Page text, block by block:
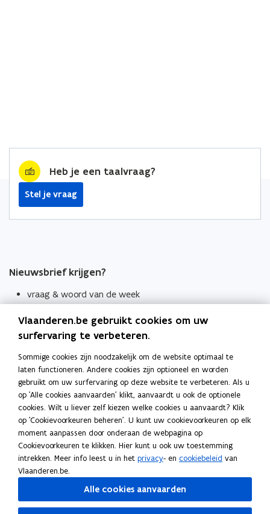
Heb je een taalvraag?
Stel je vraag
Nieuwsbrief krijgen?
vraag & woord van de week
Schrijf je in
Thema's
Taaladviezen
Spellingregels
Tips voor duidelijke taal
Bekijk ook
Spellingtests
Boek- en webwijzer
Vlaanderen.be gebruikt cookies om uw
surfervaring te verbeteren.
Sommige cookies zijn noodzakelijk om de website optimaal te
laten functioneren. Andere cookies zijn optioneel en worden
gebruikt om uw surfervaring op deze website te verbeteren. Als u
op 'Alle cookies aanvaarden' klikt, aanvaardt u ook de optionele
cookies. Wilt u liever zelf kiezen welke cookies u aanvaardt? Klik
op 'Cookievoorkeuren beheren'. U kunt uw cookievoorkeuren op elk
moment aanpassen door onderaan de webpagina op
Cookievoorkeuren te klikken. Hier kunt u ook uw toestemming
intrekken. Meer info leest u in het privacy- en cookiebeleid van
Vlaanderen.be.
Alle cookies aanvaarden